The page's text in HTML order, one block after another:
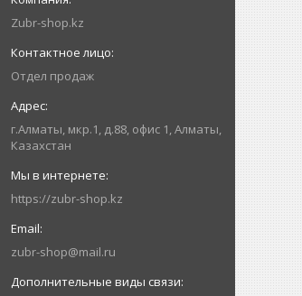
Zubr-shop.kz
Отдел продаж
г.Алматы, мкр.1, д.88, офис 1, Алматы,
Казахстан
https://zubr-shop.kz
zubr-shop@mail.ru